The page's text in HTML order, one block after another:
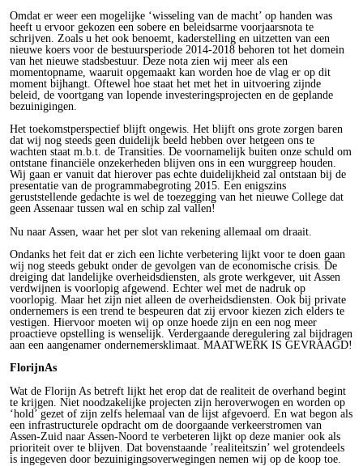
Omdat er weer een mogelijke ‘wisseling van de macht’ op handen was
heeft u ervoor gekozen een sobere en beleidsarme voorjaarsnota te
schrijven. Zoals u het ook benoemt, kaderstelling en uitzetten van een
nieuwe koers voor de bestuursperiode 2014-2018 behoren tot het domein
van het nieuwe stadsbestuur. Deze nota zien wij meer als een
momentopname, waaruit opgemaakt kan worden hoe de vlag er op dit
moment bijhangt. Oftewel hoe staat het met het in uitvoering zijnde
beleid, de voortgang van lopende investeringsprojecten en de geplande
bezuinigingen.
Het toekomstperspectief blijft ongewis. Het blijft ons grote zorgen baren
dat wij nog steeds geen duidelijk beeld hebben over hetgeen ons te
wachten staat m.b.t. de Transities. De voornamelijk buiten onze schuld om
ontstane financiële onzekerheden blijven ons in een wurggreep houden.
Wij gaan er vanuit dat hierover pas echte duidelijkheid zal ontstaan bij de
presentatie van de programmabegroting 2015. Een enigszins
geruststellende gedachte is wel de toezegging van het nieuwe College dat
geen Assenaar tussen wal en schip zal vallen!
Nu naar Assen, waar het per slot van rekening allemaal om draait.
Ondanks het feit dat er zich een lichte verbetering lijkt voor te doen gaan
wij nog steeds gebukt onder de gevolgen van de economische crisis. De
dreiging dat landelijke overheidsdiensten, als grote werkgever, uit Assen
verdwijnen is voorlopig afgewend. Echter wel met de nadruk op
voorlopig. Maar het zijn niet alleen de overheidsdiensten. Ook bij private
ondernemers is een trend te bespeuren dat zij ervoor kiezen zich elders te
vestigen. Hiervoor moeten wij op onze hoede zijn en een nog meer
proactieve opstelling is wenselijk. Verdergaande deregulering zal bijdragen
aan een aangenamer ondernemersklimaat. MAATWERK IS GEVRAAGD!
FlorijnAs
Wat de Florijn As betreft lijkt het erop dat de realiteit de overhand begint
te krijgen. Niet noodzakelijke projecten zijn heroverwogen en worden op
‘hold’ gezet of zijn zelfs helemaal van de lijst afgevoerd. En wat begon als
een infrastructurele opdracht om de doorgaande verkeerstromen van
Assen-Zuid naar Assen-Noord te verbeteren lijkt op deze manier ook als
prioriteit over te blijven. Dat bovenstaande ’realiteitszin’ wel grotendeels
is ingegeven door bezuinigingsoverwegingen nemen wij op de koop toe.